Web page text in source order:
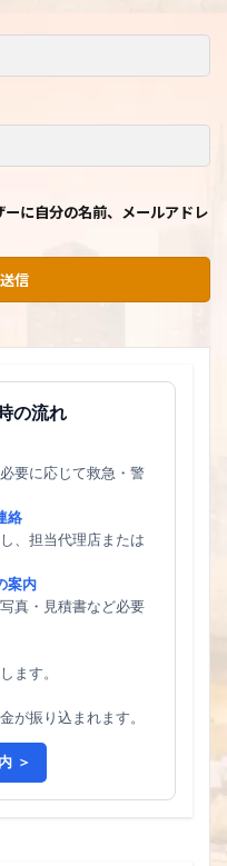
に自分の名前、メールアドレ
の流れ
要に応じて救急・警
絡
、担当代理店または
案内
真・見積書など必要
ます。
が振り込まれます。
＞